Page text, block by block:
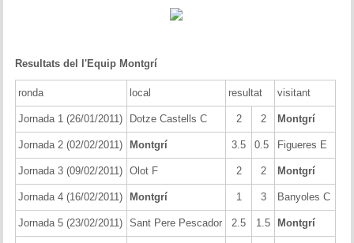
Historial del torneig Montgrí
Torneig de Nadal
Historial del torneig de Nadal
Torneig Social
Historial del torneig social
Resultats del l'Equip Montgrí
ronda local resultat visitant
Jornada 1 (26/01/2011) Dotze Castells C 2 2 Montgrí
Jornada 2 (02/02/2011) Montgrí 3.5 0.5 Figueres E
Jornada 3 (09/02/2011) Olot F 2 2 Montgrí
Jornada 4 (16/02/2011) Montgrí 1 3 Banyoles C
Jornada 5 (23/02/2011) Sant Pere Pescador 2.5 1.5 Montgrí